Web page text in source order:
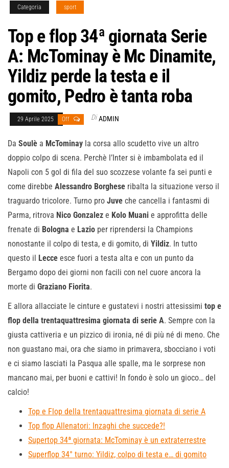
Categoria sport
Top e flop 34ª giornata Serie
A: McTominay è Mc Dinamite,
Yildiz perde la testa e il
gomito, Pedro è tanta roba
29 Aprile 2025 Off Di ADMIN
Da Soulè a McTominay la corsa allo scudetto vive un altro
doppio colpo di scena. Perchè l’Inter si è imbambolata ed il
Napoli con 5 gol di fila del suo scozzese volante fa sei punti e
come direbbe Alessandro Borghese ribalta la situazione verso il
traguardo tricolore. Turno pro Juve che cancella i fantasmi di
Parma, ritrova Nico Gonzalez e Kolo Muani e approfitta delle
frenate di Bologna e Lazio per riprendersi la Champions
nonostante il colpo di testa, e di gomito, di Yildiz. In tutto
questo il Lecce esce fuori a testa alta e con un punto da
Bergamo dopo dei giorni non facili con nel cuore ancora la
morte di Graziano Fiorita.
E allora allacciate le cinture e gustatevi i nostri attesissimi top e
flop della trentaquattresima giornata di serie A. Sempre con la
giusta cattiveria e un pizzico di ironia, né di più né di meno. Che
non guastano mai, ora che siamo in primavera, sbocciano i voti
e ci siamo lasciati la Pasqua alle spalle, ma le sorprese non
mancano mai, per buoni e cattivi! In fondo è solo un gioco… del
calcio!
Top e Flop della trentaquattresima giornata di serie A
Top flop Allenatori: Inzaghi che succede?!
Supertop 34ª giornata: McTominay è un extraterrestre
Superflop 34° turno: Yildiz, colpo di testa e… di gomito